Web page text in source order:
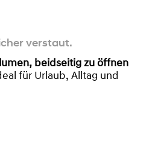
verstaut.
beidseitig zu öffnen
für Urlaub, Alltag und